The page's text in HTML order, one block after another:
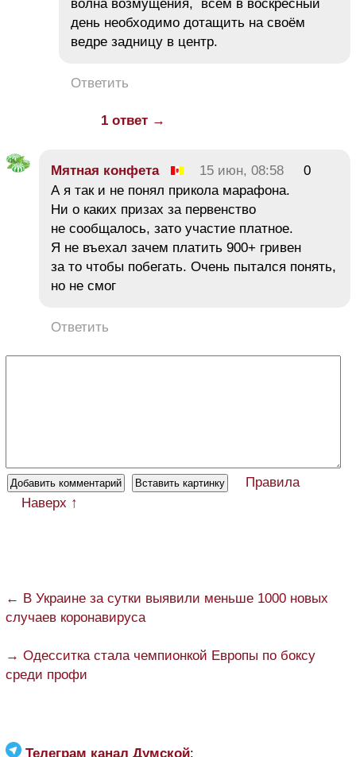
волна возмущения, всем в воскресный
день необходимо дотащить на своём
ведре задницу в центр.
Ответить
1 ответ →
Мятная конфета 15 июн, 08:58
0
А я так и не понял прикола марафона.
Ни о каких призах за первенство
не сообщалось, зато участие платное.
Я не въехал зачем платить 900+ гривен
за то чтобы побегать. Очень пытался понять,
но не смог
Ответить
Правила
Наверх ↑
← В Украине за сутки выявили меньше 1000 новых
случаев коронавируса
→ Одесситка стала чемпионкой Европы по боксу
среди профи
Телеграм канал Думской: